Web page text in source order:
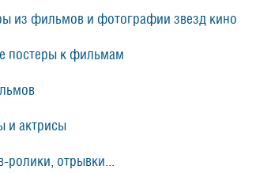
из фильмов и фотографии звезд кино
постеры к фильмам
и актрисы
ролики, отрывки...